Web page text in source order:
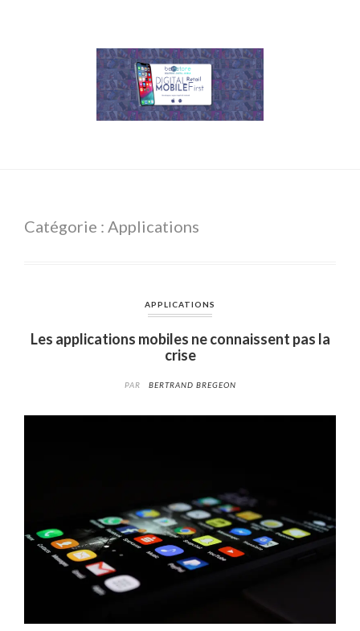
Catégorie : Applications
APPLICATIONS
Les applications mobiles ne connaissent pas la
crise
PAR BERTRAND BREGEON